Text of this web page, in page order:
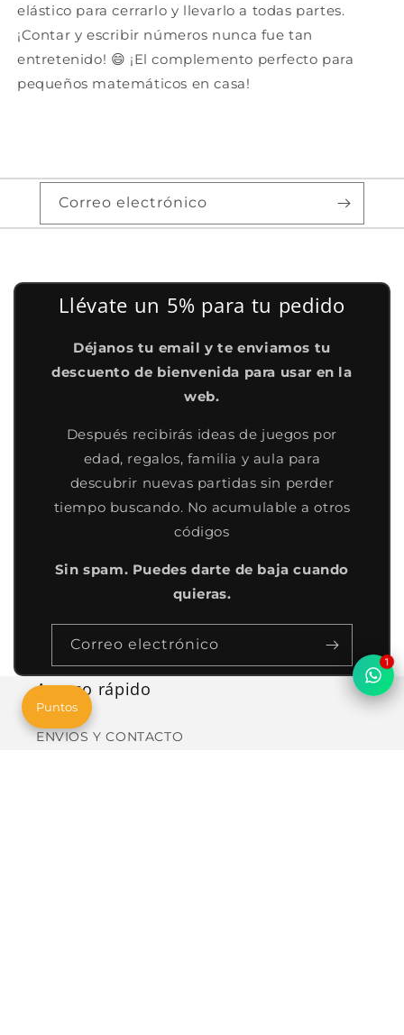
Envío gratis desde 45€ en península
elástico para cerrarlo y llevarlo a todas partes.
¡Contar y escribir números nunca fue tan
entretenido! 😄 ¡El complemento perfecto para
pequeños matemáticos en casa!
Correo electrónico
Llévate un 5% para tu pedido
Déjanos tu email y te enviamos tu
descuento de bienvenida para usar en la
web.
Después recibirás ideas de juegos por
edad, regalos, familia y aula para
descubrir nuevas partidas sin perder
tiempo buscando. No acumulable a otros
códigos
Sin spam. Puedes darte de baja cuando
quieras.
Correo electrónico
Acceso rápido
ENVIOS Y CONTACTO
1
Puntos